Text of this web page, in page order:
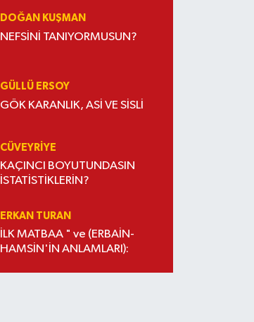
DOĞAN KUŞMAN
NEFSİNİ TANIYORMUSUN?
GÜLLÜ ERSOY
GÖK KARANLIK, ASİ VE SİSLİ
CÜVEYRIYE
KAÇINCI BOYUTUNDASIN
İSTATİSTİKLERİN?
ERKAN TURAN
İLK MATBAA " ve (ERBAİN-
HAMSİN'İN ANLAMLARI):